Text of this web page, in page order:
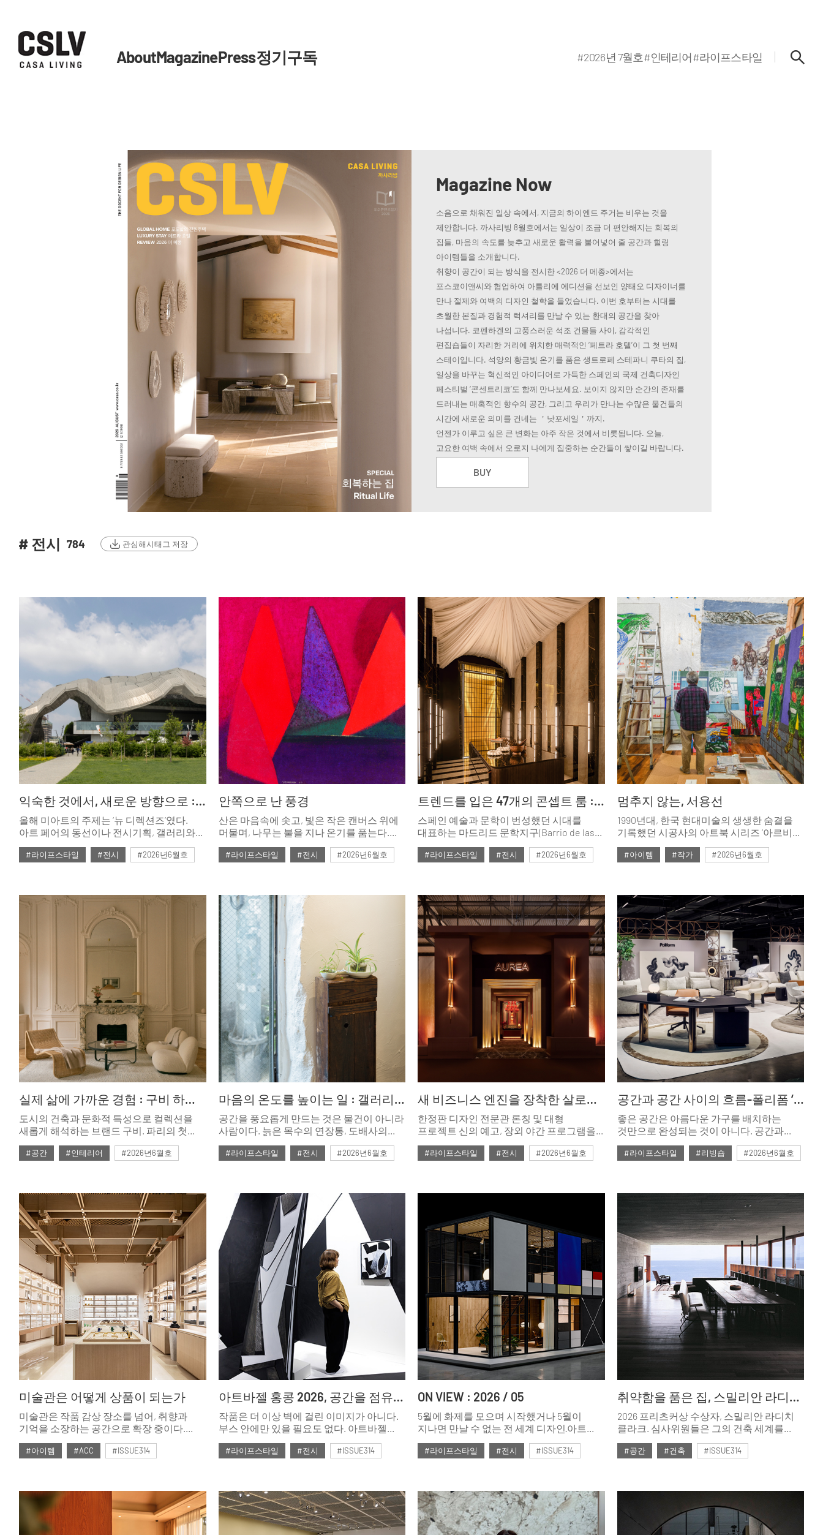
AboutMagazinePress정기구독 #2026년 7월호#인테리어#라이프스타일
Magazine Now
소음으로 채워진 일상 속에서, 지금의 하이엔드 주거는 비우는 것을
제안합니다. 까사리빙 8월호에서는 일상이 조금 더 편안해지는 회복의
집들, 마음의 속도를 늦추고 새로운 활력을 불어넣어 줄 공간과 힐링
아이템들을 소개합니다.
취향이 공간이 되는 방식을 전시한 <2026 더 메종>에서는
포스코이앤씨와 협업하여 아틀리에 에디션을 선보인 양태오 디자이너를
만나 절제와 여백의 디자인 철학을 들었습니다. 이번 호부터는 시대를
초월한 본질과 경험적 럭셔리를 만날 수 있는 환대의 공간을 찾아
나섭니다. 코펜하겐의 고풍스러운 석조 건물들 사이, 감각적인
편집숍들이 자리한 거리에 위치한 매력적인 ‘페트라 호텔’이 그 첫 번째
스테이입니다. 석양의 황금빛 온기를 품은 생트로페 스테파니 쿠타의 집,
일상을 바꾸는 혁신적인 아이디어로 가득한 스페인의 국제 건축디자인
페스티벌 ‘콘센트리코’도 함께 만나보세요. 보이지 않지만 순간의 존재를
드러내는 매혹적인 향수의 공간, 그리고 우리가 만나는 수많은 물건들의
시간에 새로운 의미를 건네는 ＇낫포세일＇까지.
언젠가 이루고 싶은 큰 변화는 아주 작은 것에서 비롯됩니다. 오늘,
고요한 여백 속에서 오로지 나에게 집중하는 순간들이 쌓이길 바랍니다.
BUY
# 전시 784 관심해시태그 저장
익숙한 것에서, 새로운 방향으로 : miart 2026
올해 미아트의 주제는 ‘뉴 디렉션즈’였다.
아트 페어의 동선이나 전시기획, 갤러리와
협업방식에서 기존과는 다른 새로운 시도가
인상적이었다.
#라이프스타일 #전시 #2026년6월호
안쪽으로 난 풍경
산은 마음속에 솟고, 빛은 작은 캔버스 위에
머물며, 나무는 불을 지나 온기를 품는다.
서로 다른 시간과 재료를 통과해 바깥의
풍경을 안쪽의 감각으로 옮겨놓는 세 전시를
#라이프스타일 #전시 #2026년6월호
트렌드를 입은 47개의 콘셉트 룸 : 까사 데코 2026
스페인 예술과 문학이 번성했던 시대를
대표하는 마드리드 문학지구(Barrio de las
Letras)의 130년 된 후작의 저택에 동시대의
감각적이고 창의적인 디자인이 더해졌다.
트렌드를 엿볼 수 있는 47개의 콘셉트 룸을
선보였고, 다채로운 아이디어와 영감을
나누는 다양한 행사가 함께 진행됐다.
#라이프스타일 #전시 #2026년6월호
멈추지 않는, 서용선
1990년대, 한국 현대미술의 생생한 숨결을
기록했던 시공사의 아트북 시리즈 ‘아르비방
(Art Vivant, 살아있는 예술)’이 까사리빙의
시선으로 다시 깨어난다. 당시 아트북
예술가를 만나는 가장 정직한 방법은 그들의
공간에 들어가는 것이다. 작업실은 작품이
처음 숨을 쉬는 곳이자, 예술가의 철학이
고스란히 새겨진 성소이기 때문이다. 시대를
관통해온 그들의 공간, 그 안에서 길어 올린
가장 생생한 이야기로 ‘살아있는 예술’의
본질과 마주한다.
#아이템 #작가 #2026년6월호
실제 삶에 가까운 경험 : 구비 하우스 파리
도시의 건축과 문화적 특성으로 컬렉션을
새롭게 해석하는 브랜드 구비. 파리의 첫
일상이 녹아든 쇼룸 아파트 콘셉트의
#공간 #인테리어 #2026년6월호
마음의 온도를 높이는 일 : 갤러리단정
공간을 풍요롭게 만드는 것은 물건이 아니라
사람이다. 늙은 목수의 연장통, 도배사의
테이블. 갤러리단정은 사람과 시간이 함께
갤러리 이야기.
#라이프스타일 #전시 #2026년6월호
새 비즈니스 엔진을 장착한 살로네 델 모빌레. 밀라노 2026
한정판 디자인 전문관 론칭 및 대형
프로젝트 신의 예고, 장외 야간 프로그램을
산업 생태계임을 공고히 했다.
#라이프스타일 #전시 #2026년6월호
공간과 공간 사이의 흐름-폴리폼 ‘ART OF LIVING SPACE’ 팝업
좋은 공간은 아름다운 가구를 배치하는
것만으로 완성되는 것이 아니다. 공간과
자연스럽게 연결될 때 비로소 완성된다.
#라이프스타일 #리빙숍 #2026년6월호
미술관은 어떻게 상품이 되는가
미술관은 작품 감상 장소를 넘어, 취향과
기억을 소장하는 공간으로 확장 중이다.
전시의 여운을 담은 아트 상품은 미술관의
정체성과 감각을 일상에서 느끼게 해준다.
호암미술관의 사례를 통해 알아보았다.
#아이템 #ACC
#ISSUE314
아트바젤 홍콩 2026, 공간을 점유하는 예술
작품은 더 이상 벽에 걸린 이미지가 아니다.
부스 안에만 있을 필요도 없다. 아트바젤
홍콩 2026은 작품이 부스 밖에서 새로운
공간을 만나는 순간, 그 분위기와 문화가
#라이프스타일 #전시
#ISSUE314
ON VIEW : 2026 / 05
5월에 화제를 모으며 시작했거나 5월이
지나면 만날 수 없는 전 세계 디자인·아트
전시 및 축제들. 디자인을 사랑하는
사람에게는 전시가 곧 여행의 이유가 된다.
#라이프스타일 #전시
#ISSUE314
취약함을 품은 집, 스밀리안 라디치의 안식처
2026 프리츠커상 수상자, 스밀리안 라디치
클라크. 심사위원들은 그의 건축 세계를
“미완성인 것처럼 보이지만 취약함을 삶의
본질적 조건으로 포용하는 안식처를
주택은 어떤 모습일까?
#공간 #건축
#ISSUE314